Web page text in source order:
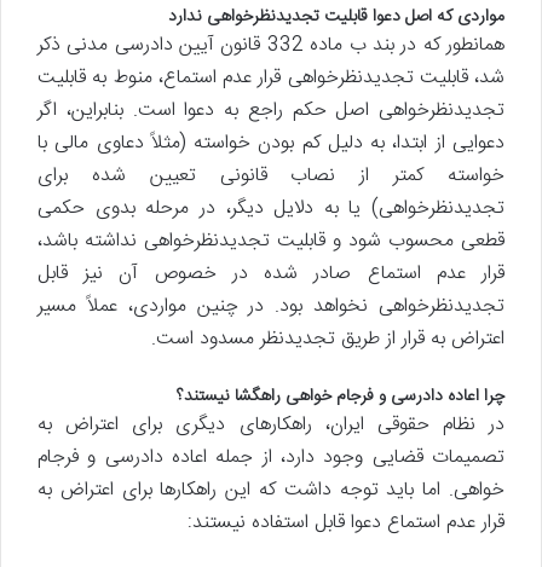
مواردی که اصل دعوا قابلیت تجدیدنظرخواهی ندارد
همانطور که در بند ب ماده 332 قانون آیین دادرسی مدنی ذکر
شد، قابلیت تجدیدنظرخواهی قرار عدم استماع، منوط به قابلیت
تجدیدنظرخواهی اصل حکم راجع به دعوا است. بنابراین، اگر
دعوایی از ابتدا، به دلیل کم بودن خواسته (مثلاً دعاوی مالی با
خواسته کمتر از نصاب قانونی تعیین شده برای
تجدیدنظرخواهی) یا به دلایل دیگر، در مرحله بدوی حکمی
قطعی محسوب شود و قابلیت تجدیدنظرخواهی نداشته باشد،
قرار عدم استماع صادر شده در خصوص آن نیز قابل
تجدیدنظرخواهی نخواهد بود. در چنین مواردی، عملاً مسیر
اعتراض به قرار از طریق تجدیدنظر مسدود است.
چرا اعاده دادرسی و فرجام خواهی راهگشا نیستند؟
در نظام حقوقی ایران، راهکارهای دیگری برای اعتراض به
تصمیمات قضایی وجود دارد، از جمله اعاده دادرسی و فرجام
خواهی. اما باید توجه داشت که این راهکارها برای اعتراض به
قرار عدم استماع دعوا قابل استفاده نیستند: